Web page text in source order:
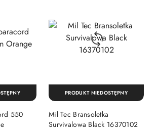
550
Mil Tec Bransoletka
Survivalowa Black 16370102
PRODUKT NIEDOSTĘPNY